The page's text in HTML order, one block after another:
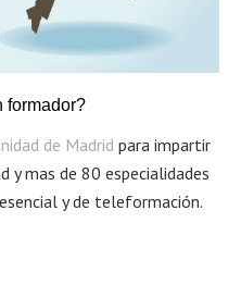
formador?
de Madrid para impartir
y mas de 80 especialidades
y de teleformación.